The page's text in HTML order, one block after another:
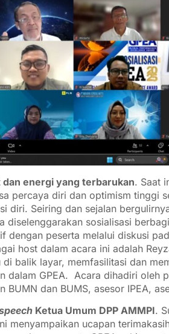
dan energi yang terbarukan. Saat
percaya diri dan optimism tinggi
diri. Seiring dan sejalan
diselenggarakan sosialisasi
dengan peserta melalui diskusi
host dalam acara ini adalah
di balik layar, memfasilitasi dan
dalam GPEA. Acara dihadiri oleh
BUMN dan BUMS, asesor IPEA,
Ketua Umum DPP AMMPI.
menyampaikan ucapan